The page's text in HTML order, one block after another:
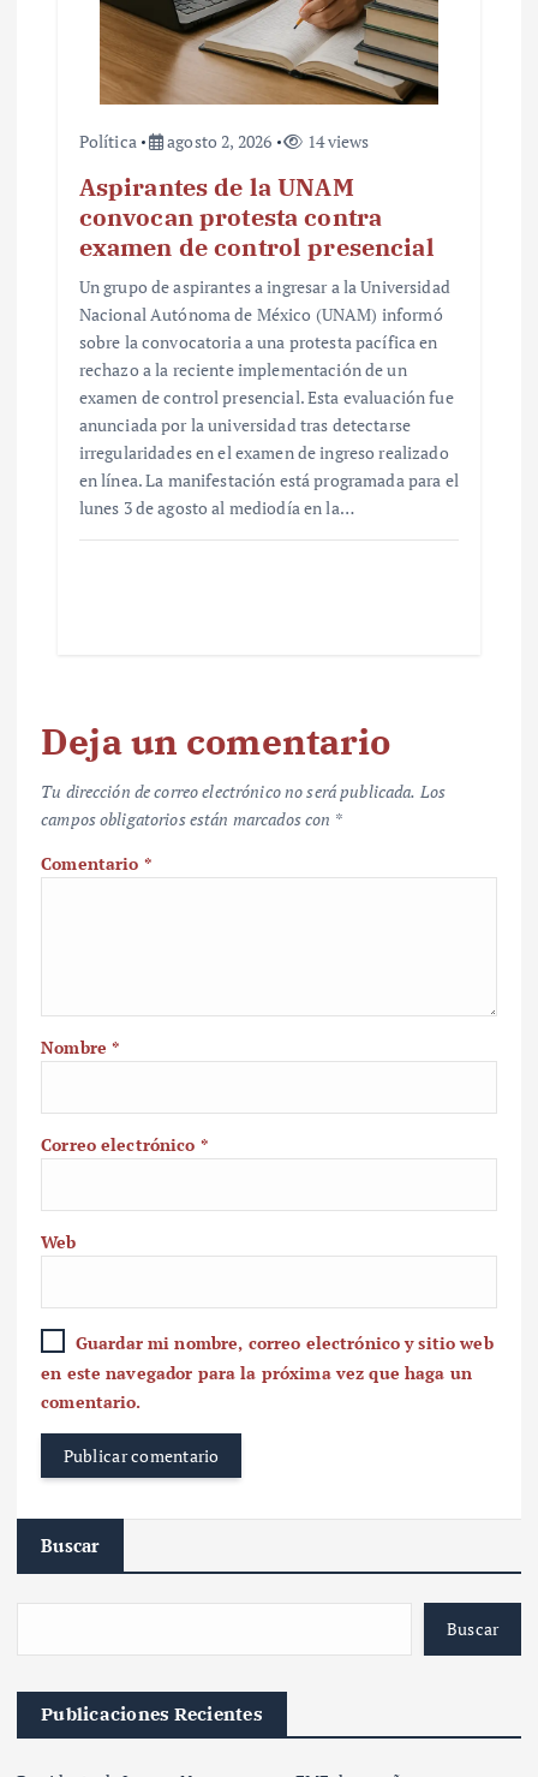
Política agosto 2, 2026 14 views
Aspirantes de la UNAM
convocan protesta contra
examen de control presencial
Un grupo de aspirantes a ingresar a la Universidad
Nacional Autónoma de México (UNAM) informó
sobre la convocatoria a una protesta pacífica en
rechazo a la reciente implementación de un
examen de control presencial. Esta evaluación fue
anunciada por la universidad tras detectarse
irregularidades en el examen de ingreso realizado
en línea. La manifestación está programada para el
lunes 3 de agosto al mediodía en la…
Deja un comentario
Tu dirección de correo electrónico no será publicada. Los
campos obligatorios están marcados con *
Comentario *
Nombre*
Correo electrónico *
Web
Guardar mi nombre, correo electrónico y sitio web
en este navegador para la próxima vez que haga un
comentario.
Buscar
Buscar
Publicaciones Recientes